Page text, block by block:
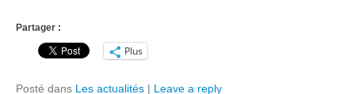
Partager :
Plus
Posté dans Les actualités | Leave a reply